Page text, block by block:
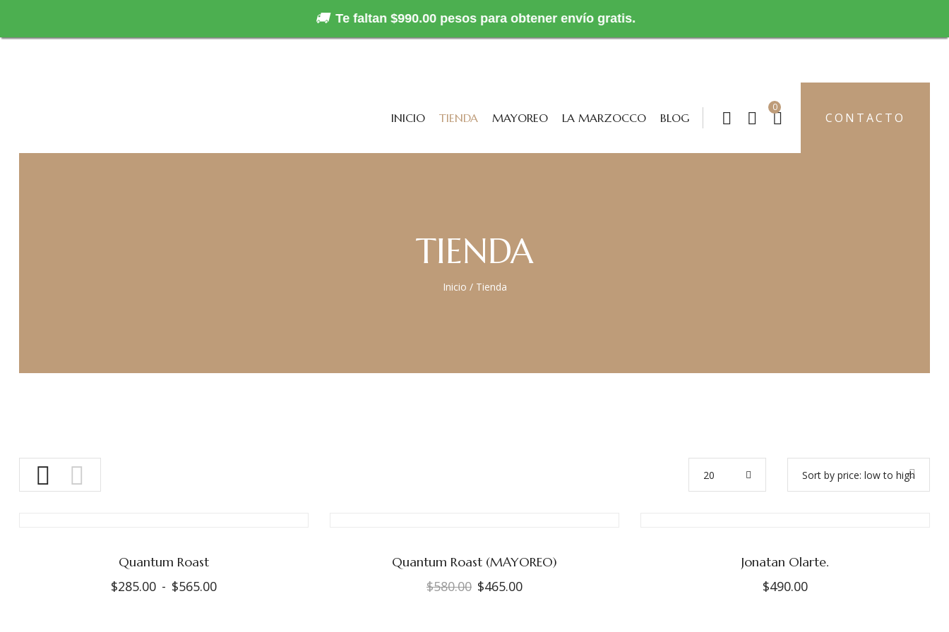
INICIO TIENDA MAYOREO LA MARZOCCO BLOG
0
CONTACTO
TIENDA
Inicio / Tienda
Sort by price: low to high
20
Quantum Roast
$285.00 - $565.00
Quantum Roast (MAYOREO)
$580.00 $465.00
Jonatan Olarte.
$490.00
🚚 Te faltan $990.00 pesos para obtener envío gratis.